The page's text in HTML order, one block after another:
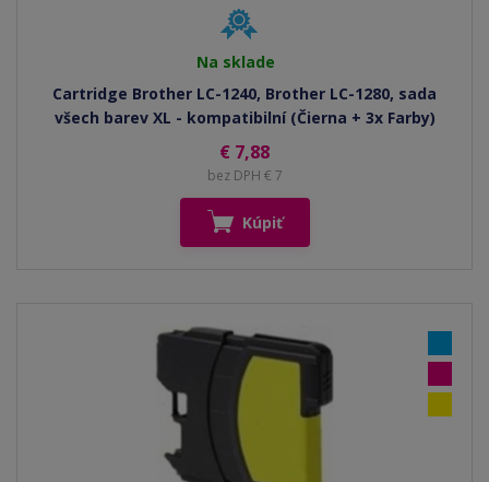
Na sklade
Cartridge Brother LC-1240, Brother LC-1280, sada
všech barev XL - kompatibilní (Čierna + 3x Farby)
€ 7,88
bez DPH € 7
Kúpiť